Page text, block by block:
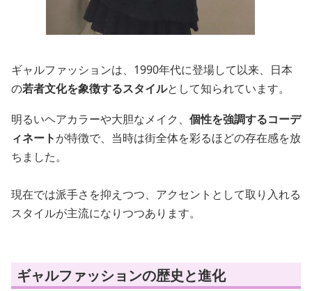
ギャルファッションは、1990年代に登場して以来、日本
の若者文化を象徴するスタイルとして知られています。
明るいヘアカラーや大胆なメイク、 個性を強調するコーデ
ィネートが特徴で、当時は街全体を彩るほどの存在感を放
ちました。
現在では派手さを抑えつつ、アクセントとして取り入れる
スタイルが主流になりつつあります。
ギャルファッションの歴史と進化